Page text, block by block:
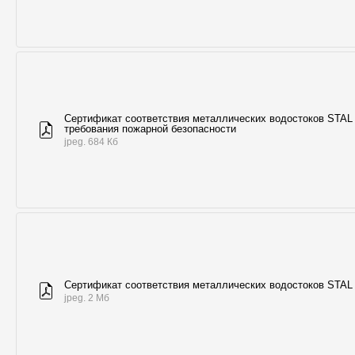
Сертификат соответствия металлических водостоков STAL
требования пожарной безопасности
jpeg. 684 Кб
Сертификат соответствия металлических водостоков
jpeg. 2 Мб